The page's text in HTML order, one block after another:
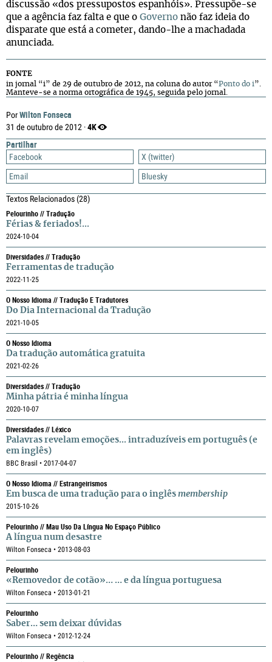
PorWilton Fonseca
31 de outubro de 2012 ·4K
Partilhar
Facebook
X (twitter)
Email
Bluesky
Textos Relacionados(28)
Pelourinho // Tradução
Férias & feriados!...
2024-10-04
Diversidades // Tradução
Ferramentas de tradução
2022-11-25
O Nosso Idioma // Tradução E Tradutores
Do Dia Internacional da Tradução
2021-10-05
O Nosso Idioma
Da tradução automática gratuita
2021-02-26
Diversidades // Tradução
Minha pátria é minha língua
2020-10-07
Diversidades // Léxico
Palavras revelam emoções... intraduzíveis em português (e
em inglês)
BBC Brasil • 2017-04-07
O Nosso Idioma // Estrangeirismos
Em busca de uma tradução para o inglês membership
2015-10-26
Pelourinho // Mau Uso Da Língua No Espaço Público
A língua num desastre
Wilton Fonseca • 2013-08-03
Pelourinho
«Removedor de cotão»… … e da língua portuguesa
Wilton Fonseca • 2013-01-21
Pelourinho
Saber… sem deixar dúvidas
Wilton Fonseca • 2012-12-24
Pelourinho // Regência
discussão «dos pressupostos espanhóis». Pressupõe-se
que a agência faz falta e que o Governo não faz ideia do
disparate que está a cometer, dando-lhe a machadada
anunciada.
FONTE
in jornal “i” de 29 de outubro de 2012, na coluna do autor “Ponto do i”.
Manteve-se a norma ortográfica de 1945, seguida pelo jornal.